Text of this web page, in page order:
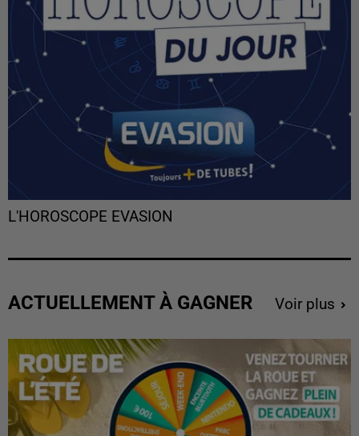
L'HOROSCOPE EVASION
ACTUELLEMENT À GAGNER Voir plus